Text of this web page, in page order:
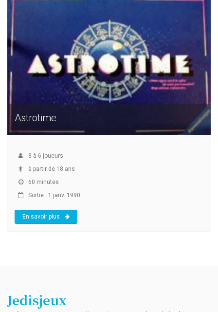
Astrotime
3 à 6 joueurs
à partir de 18 ans
60 minutes
Sortie : 1 janv. 1990
En savoir plus
Jedisjeux